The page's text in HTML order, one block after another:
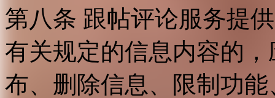
第八条 跟帖评论服务提
有关规定的信息内容的
布、删除信息、限制功